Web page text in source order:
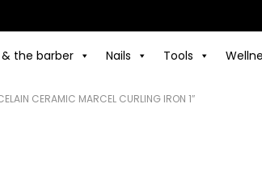
the barber Nails Tools
CERAMIC MARCEL CURLING IRON 1″